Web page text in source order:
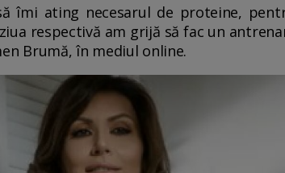
îmi ating necesarul de proteine,
respectivă am grijă să fac un
Brumă, în mediul online.